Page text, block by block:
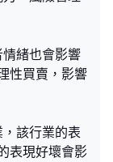
緒也會影響
性買賣，影響
該行業的表
表現好壞會影